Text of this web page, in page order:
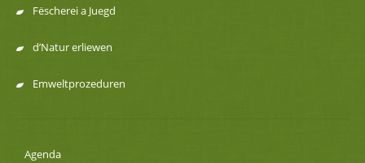
Fëscherei a Juegd
d’Natur erliewen
Emweltprozeduren
Agenda